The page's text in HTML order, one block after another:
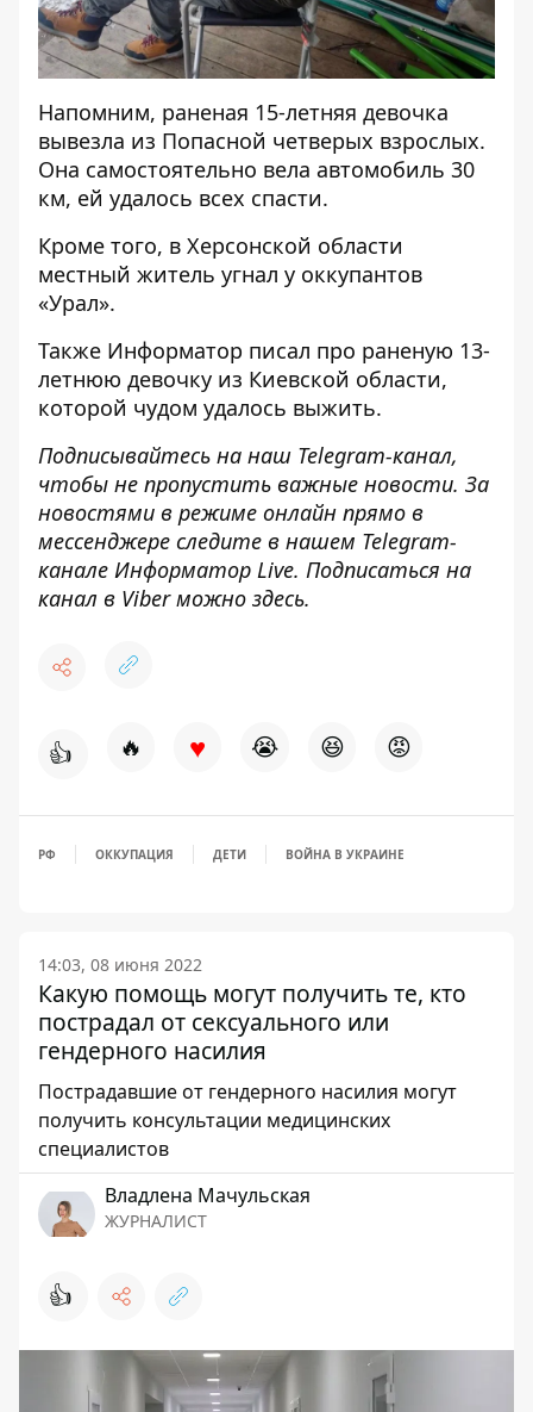
Напомним, раненая 15-летняя девочка
вывезла из Попасной четверых взрослых.
Она самостоятельно вела автомобиль 30
км, ей удалось всех спасти.
Кроме того, в Херсонской области
местный житель угнал у оккупантов
«Урал».
Также Информатор писал про раненую 13-
летнюю девочку из Киевской области,
которой чудом удалось выжить.
Подписывайтесь на наш Telegram-канал,
чтобы не пропустить важные новости. За
новостями в режиме онлайн прямо в
мессенджере следите в нашем Telegram-
канале Информатор Live. Подписаться на
канал в Viber можно здесь.
👍 🔥 ♥ 😭 😆 😡
РФ ОККУПАЦИЯ ДЕТИ ВОЙНА В УКРАИНЕ
14:03, 08 июня 2022
Какую помощь могут получить те, кто
пострадал от сексуального или
гендерного насилия
Пострадавшие от гендерного насилия могут
получить консультации медицинских
специалистов
Владлена Мачульская
ЖУРНАЛИСТ
👍